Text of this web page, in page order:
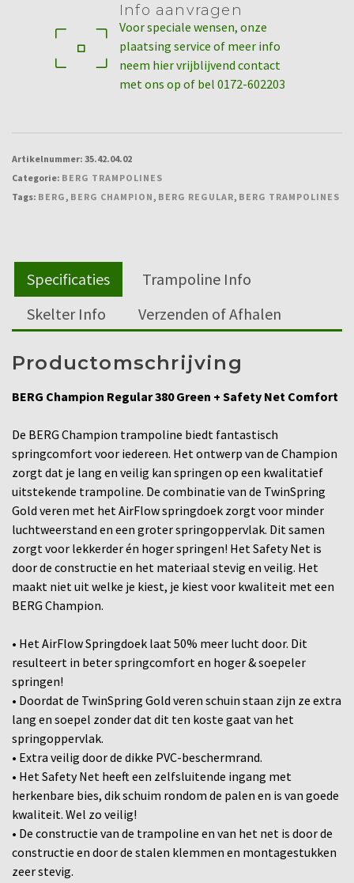
Info aanvragen
Voor speciale wensen, onze
plaatsing service of meer info
neem hier vrijblijvend contact
met ons op of bel 0172-602203
Artikelnummer: 35.42.04.02
Categorie: BERG TRAMPOLINES
Tags: BERG , BERG CHAMPION , BERG REGULAR, BERG TRAMPOLINES
Specificaties
Trampoline Info
Skelter Info
Verzenden of Afhalen
Productomschrijving
BERG Champion Regular 380 Green + Safety Net Comfort
De BERG Champion trampoline biedt fantastisch
springcomfort voor iedereen. Het ontwerp van de Champion
zorgt dat je lang en veilig kan springen op een kwalitatief
uitstekende trampoline. De combinatie van de TwinSpring
Gold veren met het AirFlow springdoek zorgt voor minder
luchtweerstand en een groter springoppervlak. Dit samen
zorgt voor lekkerder én hoger springen! Het Safety Net is
door de constructie en het materiaal stevig en veilig. Het
maakt niet uit welke je kiest, je kiest voor kwaliteit met een
BERG Champion.
• Het AirFlow Springdoek laat 50% meer lucht door. Dit
resulteert in beter springcomfort en hoger & soepeler
springen!
• Doordat de TwinSpring Gold veren schuin staan zijn ze extra
lang en soepel zonder dat dit ten koste gaat van het
springoppervlak.
• Extra veilig door de dikke PVC-beschermrand.
• Het Safety Net heeft een zelfsluitende ingang met
herkenbare bies, dik schuim rondom de palen en is van goede
kwaliteit. Wel zo veilig!
• De constructie van de trampoline en van het net is door de
constructie en door de stalen klemmen en montagestukken
zeer stevig.